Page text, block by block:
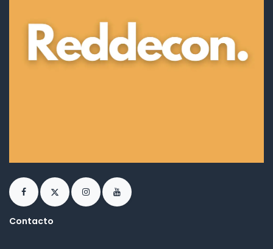
Contacto